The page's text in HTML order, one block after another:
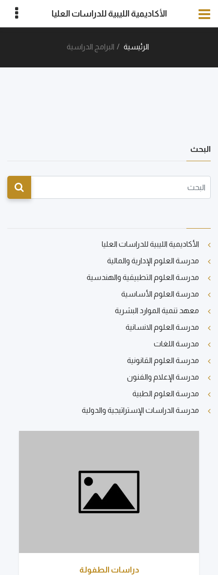
الأكاديمية الليبية للدراسات العليا
الرئيسية البرامج الدراسية
البحث
الأكاديمية الليبية للدراسات العليا
مدرسة العلوم الإدارية والمالية
مدرسة العلوم التطبيقية والهندسية
مدرسة العلوم الأساسية
معهد تنمية الموارد البشرية
مدرسة العلوم الانسانية
مدرسة اللغات
مدرسة العلوم القانونية
مدرسة الإعلام والفنون
مدرسة العلوم الطبية
مدرسة الدراسات الإستراتيجية والدولية
دراسات الطفولة